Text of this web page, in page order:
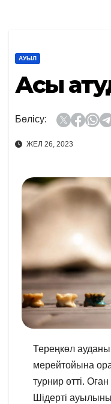
АУЫЛ
Асық
Бөлісу:
ЖЕЛ 26, 2023
Тереңкөл
мерейтойына
турнир өтті.
Шідерті